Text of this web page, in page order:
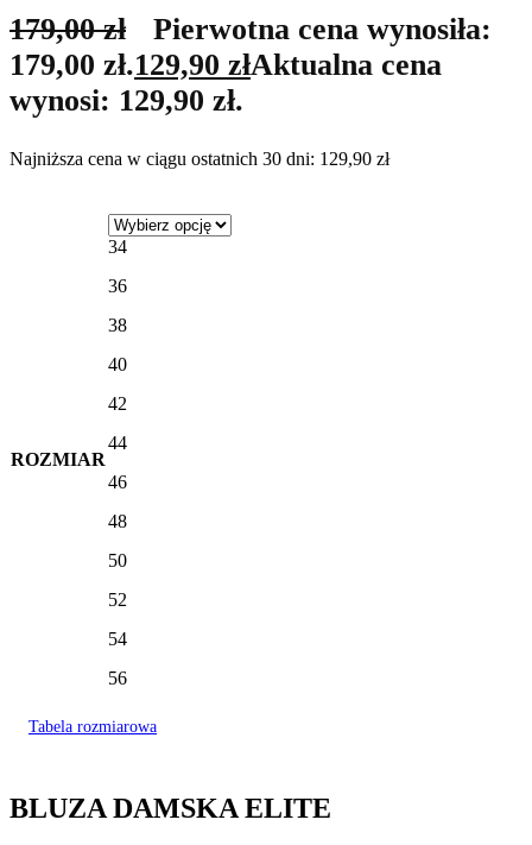
179,00zł
Pierwotna cena wynosiła:
179,00 zł.129,90 złAktualna cena
wynosi: 129,90 zł.
Najniższa cena w ciągu ostatnich 30 dni: 129,90 zł
ROZMIAR
34
36
38
40
42
44
46
48
50
52
54
56
Tabela rozmiarowa
BLUZA DAMSKA ELITE